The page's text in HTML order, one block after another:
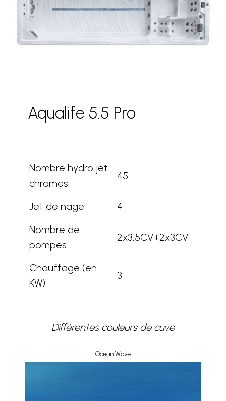
Aqualife 5.5 Pro
Nombre hydro jet
chromés
45
Jet de nage
4
Nombre de
pompes
2x3,5CV+2x3CV
Chauffage (en
KW)
3
Différentes couleurs de cuve
Ocean Wave